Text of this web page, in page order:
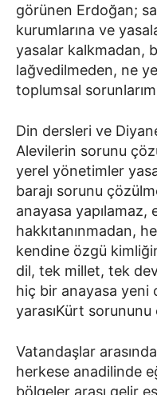
görünen Erdoğan;
kurumlarına ve
yasalar kalkmadan,
lağvedilmeden, ne
toplumsal
Din dersleri ve
Alevilerin sorunu
yerel yönetimler
barajı sorunu
anayasa yapılamaz,
hakkıtanınmadan,
kendine özgü
dil, tek millet, tek
hiç bir anayasa yeni
yarasıKürt
Vatandaşlar
herkese anadilinde
bölgeler arası gelir